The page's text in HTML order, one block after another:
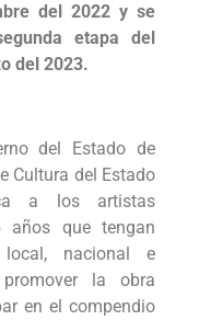
del 2022 y se
etapa del
del 2023.
del Estado de
Cultura del Estado
a los artistas
años que tengan
nacional e
la obra
en el compendio